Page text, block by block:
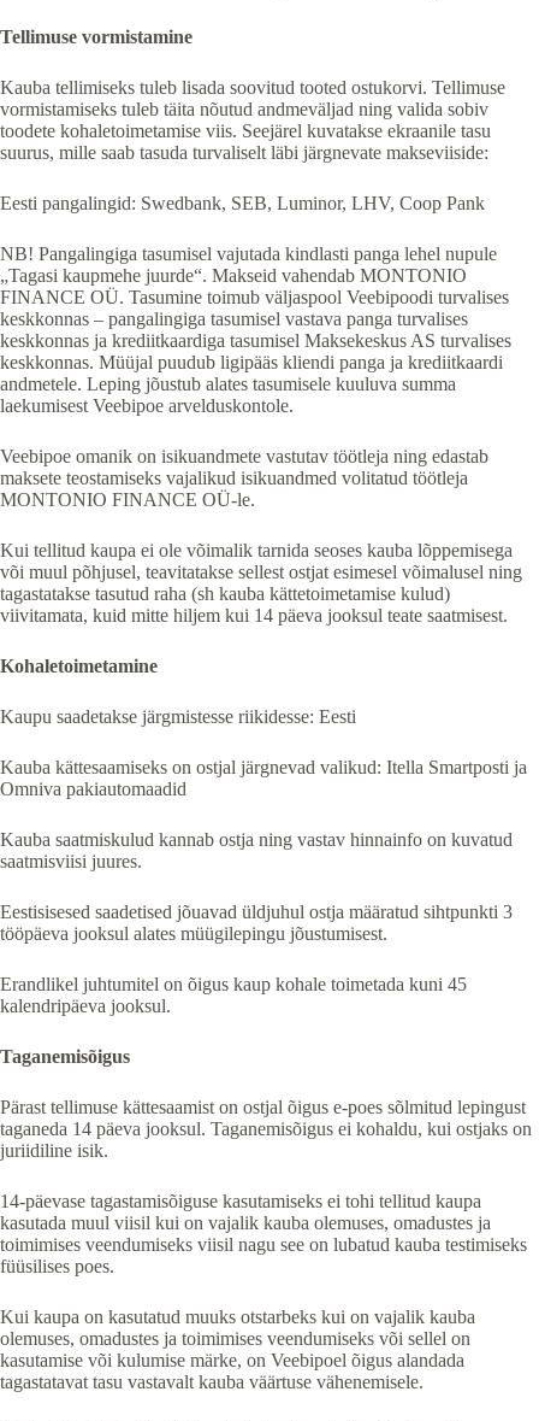
Tellimuse vormistamine
Kauba tellimiseks tuleb lisada soovitud tooted ostukorvi. Tellimuse
vormistamiseks tuleb täita nõutud andmeväljad ning valida sobiv
toodete kohaletoimetamise viis. Seejärel kuvatakse ekraanile tasu
suurus, mille saab tasuda turvaliselt läbi järgnevate makseviiside:
Eesti pangalingid: Swedbank, SEB, Luminor, LHV, Coop Pank
NB! Pangalingiga tasumisel vajutada kindlasti panga lehel nupule
„Tagasi kaupmehe juurde“. Makseid vahendab MONTONIO
FINANCE OÜ. Tasumine toimub väljaspool Veebipoodi turvalises
keskkonnas – pangalingiga tasumisel vastava panga turvalises
keskkonnas ja krediitkaardiga tasumisel Maksekeskus AS turvalises
keskkonnas. Müüjal puudub ligipääs kliendi panga ja krediitkaardi
andmetele. Leping jõustub alates tasumisele kuuluva summa
laekumisest Veebipoe arvelduskontole.
Veebipoe omanik on isikuandmete vastutav töötleja ning edastab
maksete teostamiseks vajalikud isikuandmed volitatud töötleja
MONTONIO FINANCE OÜ-le.
Kui tellitud kaupa ei ole võimalik tarnida seoses kauba lõppemisega
või muul põhjusel, teavitatakse sellest ostjat esimesel võimalusel ning
tagastatakse tasutud raha (sh kauba kättetoimetamise kulud)
viivitamata, kuid mitte hiljem kui 14 päeva jooksul teate saatmisest.
Kohaletoimetamine
Kaupu saadetakse järgmistesse riikidesse: Eesti
Kauba kättesaamiseks on ostjal järgnevad valikud: Itella Smartposti ja
Omniva pakiautomaadid
Kauba saatmiskulud kannab ostja ning vastav hinnainfo on kuvatud
saatmisviisi juures.
Eestisisesed saadetised jõuavad üldjuhul ostja määratud sihtpunkti 3
tööpäeva jooksul alates müügilepingu jõustumisest.
Erandlikel juhtumitel on õigus kaup kohale toimetada kuni 45
kalendripäeva jooksul.
Taganemisõigus
Pärast tellimuse kättesaamist on ostjal õigus e-poes sõlmitud lepingust
taganeda 14 päeva jooksul. Taganemisõigus ei kohaldu, kui ostjaks on
juriidiline isik.
14-päevase tagastamisõiguse kasutamiseks ei tohi tellitud kaupa
kasutada muul viisil kui on vajalik kauba olemuses, omadustes ja
toimimises veendumiseks viisil nagu see on lubatud kauba testimiseks
füüsilises poes.
Kui kaupa on kasutatud muuks otstarbeks kui on vajalik kauba
olemuses, omadustes ja toimimises veendumiseks või sellel on
kasutamise või kulumise märke, on Veebipoel õigus alandada
tagastatavat tasu vastavalt kauba väärtuse vähenemisele.